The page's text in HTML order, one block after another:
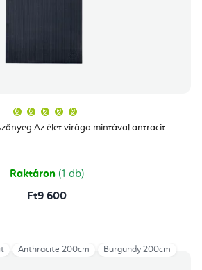
Az élet virága mintával antracit
átlagos
értékelése
csillag.
Raktáron (1 db)
Ft9 600
Anthracite 200cm Burgundy 200cm